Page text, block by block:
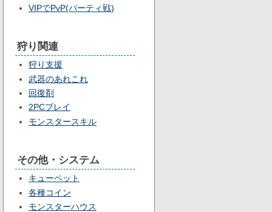
VIPでPvP(パーティ戦)
狩り関連
狩り支援
武器のあれこれ
回復剤
2PCプレイ
モンスタースキル
その他・システム
キューペット
各種コイン
モンスターハウス